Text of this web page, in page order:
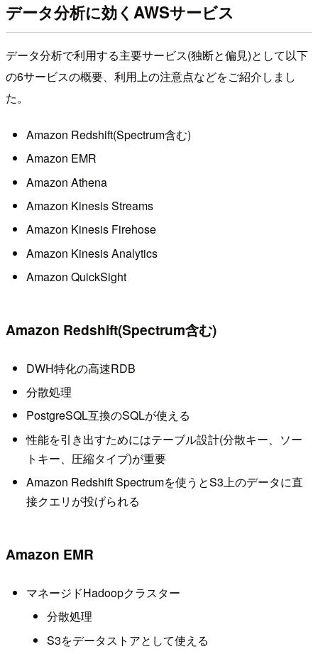
データ分析に効くAWSサービス
データ分析で利用する主要サービス(独断と偏見)として以下
の6サービスの概要、利用上の注意点などをご紹介しまし
た。
Amazon Redshift(Spectrum含む)
Amazon EMR
Amazon Athena
Amazon Kinesis Streams
Amazon Kinesis Firehose
Amazon Kinesis Analytics
Amazon QuickSight
Amazon Redshift(Spectrum含む)
DWH特化の高速RDB
分散処理
PostgreSQL互換のSQLが使える
性能を引き出すためにはテーブル設計(分散キー、ソー
トキー、圧縮タイプ)が重要
Amazon Redshift Spectrumを使うとS3上のデータに直
接クエリが投げられる
Amazon EMR
マネージドHadoopクラスター
分散処理
S3をデータストアとして使える